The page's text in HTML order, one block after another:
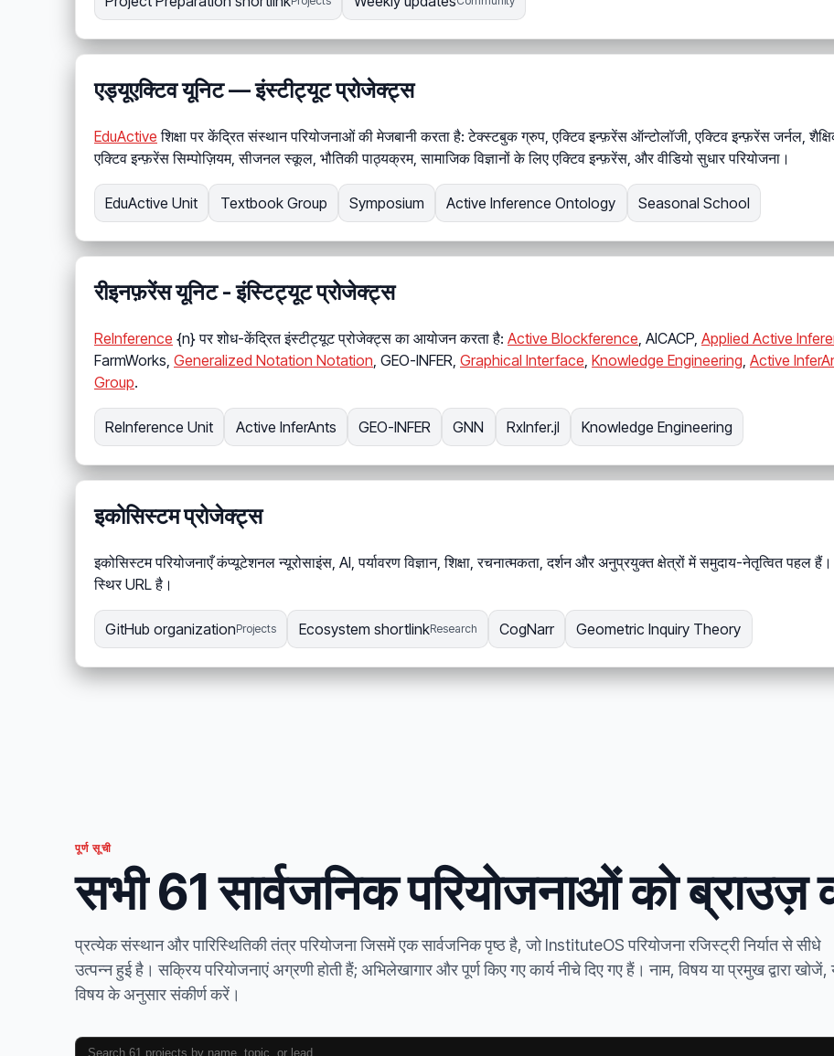
एड्यूएक्टिव यूनिट — इंस्टीट्यूट प्रोजेक्ट्स
EduActive शिक्षा पर केंद्रित संस्थान परियोजनाओं की मेजबानी करता है: टेक्स्टबुक ग्रुप, एक्टिव इन्फ़रेंस ऑन्टोलॉजी, एक्टिव इन्फ़रेंस जर्नल,
एक्टिव इन्फ़रेंस सिम्पोज़ियम, सीजनल स्कूल, भौतिकी पाठ्यक्रम, सामाजिक विज्ञानों के लिए एक्टिव इन्फ़रेंस, और वीडियो सुधार परियोजना।
EduActive Unit Textbook Group Symposium Active Inference Ontology Seasonal School
रीइनफ़रेंस यूनिट - इंस्टिट्यूट प्रोजेक्ट्स
ReInference {n} पर शोध-केंद्रित इंस्टीट्यूट प्रोजेक्ट्स का आयोजन करता है: Active Blockference , AICACP, Applied Active
FarmWorks, Generalized Notation Notation , GEO-INFER, Graphical Interface Knowledge Engineering Active
Group.
ReInference Unit Active InferAnts GEO-INFER GNN RxInfer.jl Knowledge Engineering
इकोसिस्टम प्रोजेक्ट्स
इकोसिस्टम परियोजनाएँ कंप्यूटेशनल न्यूरोसाइंस, AI, पर्यावरण विज्ञान, शिक्षा, रचनात्मकता, दर्शन और अनुप्रयुक्त क्षेत्रों में समुदाय-नेतृत्वित पहल
स्थिर URL है।
GitHub organizationProjects Ecosystem shortlinkResearch CogNarr Geometric Inquiry Theory
पूर्ण सूची
सभी 61 सार्वजनिक परियोजनाओं को ब्राउज़
प्रत्येक संस्थान और पारिस्थितिकी तंत्र परियोजना जिसमें एक सार्वजनिक पृष्ठ है, जो InstituteOS परियोजना रजिस्ट्री निर्यात से सीधे
उत्पन्न हुई है। सक्रिय परियोजनाएं अग्रणी होती हैं; अभिलेखागार और पूर्ण किए गए कार्य नीचे दिए गए हैं। नाम, विषय या प्रमुख द्वारा खोजें,
विषय के अनुसार संकीर्ण करें।